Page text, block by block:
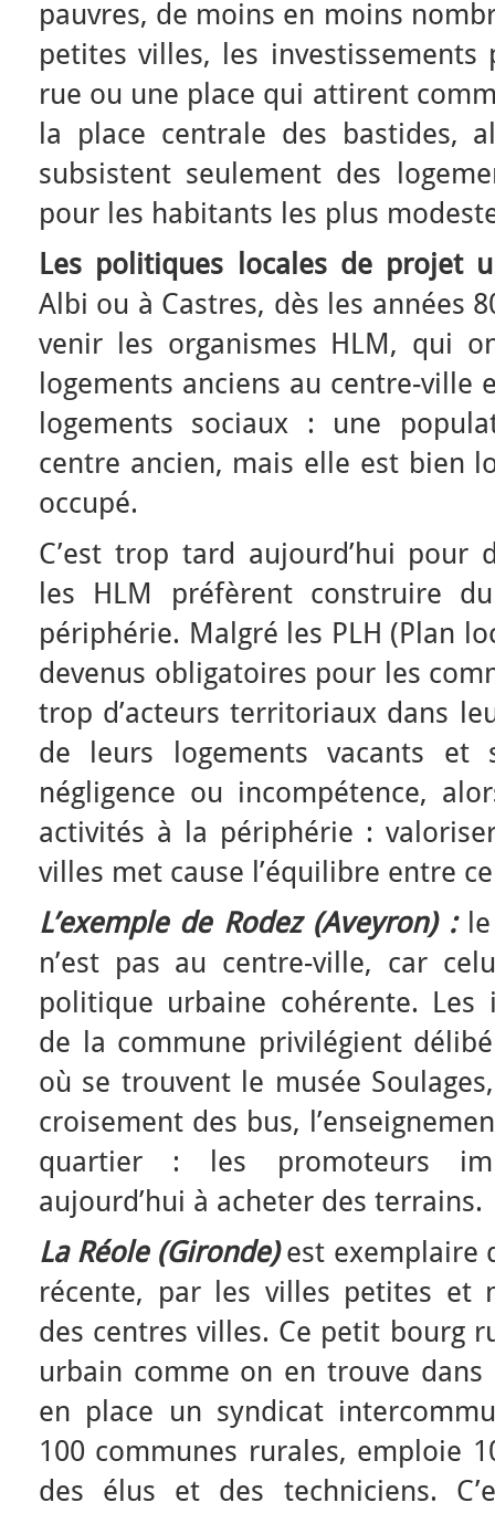
pauvres, de moins en moins
petites villes, les investissements
rue ou une place qui attirent
la place centrale des bastides,
subsistent seulement des
pour les habitants les plus
Les politiques locales de projet
Albi ou à Castres, dès les années
venir les organismes HLM, qui
logements anciens au centre-
logements sociaux : une
centre ancien, mais elle est bien
occupé.
C’est trop tard aujourd’hui pour
les HLM préfèrent construire
périphérie. Malgré les PLH (Plan
devenus obligatoires pour les
trop d’acteurs territoriaux dans
de leurs logements vacants et
négligence ou incompétence,
activités à la périphérie :
villes met cause l’équilibre entre
L’exemple de Rodez (Aveyron) :
n’est pas au centre-ville, car
politique urbaine cohérente. Les
de la commune privilégient
où se trouvent le musée
croisement des bus,
quartier : les promoteurs
aujourd’hui à acheter des terrains.
La Réole (Gironde) est exemplaire
récente, par les villes petites et
des centres villes. Ce petit bourg
urbain comme on en trouve
en place un syndicat
100 communes rurales, emploie
des élus et des techniciens.